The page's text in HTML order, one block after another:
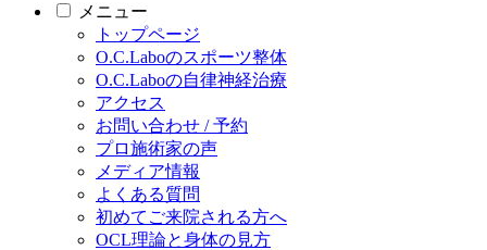
メニュー
トップページ
O.C.Laboのスポーツ整体
O.C.Laboの自律神経治療
アクセス
お問い合わせ / 予約
プロ施術家の声
メディア情報
よくある質問
初めてご来院される方へ
OCL理論と身体の見方